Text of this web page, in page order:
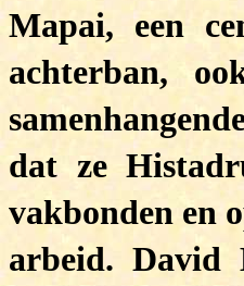
Mapai, een
achterban,
dat ze
vakbonden en
arbeid. David